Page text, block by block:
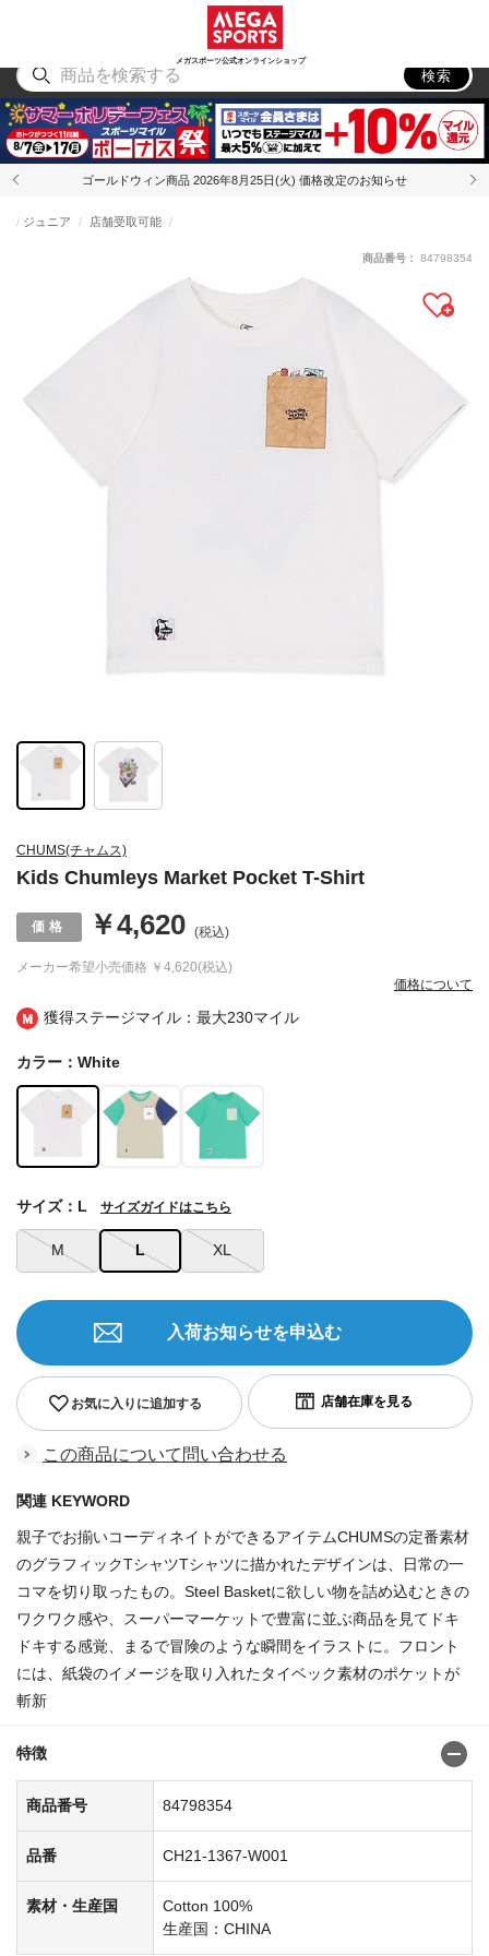
メガスポーツ公式オンラインショップ
アウトドア
検索
ゴールドウィン商品 2026年8月25日(火) 価格改定のお知らせ
獲得ステージマイル：最大230マイル
CHUMS(チャムス)
Kids Chumleys Market Pocket T-Shirt
ジュニア 店舗受取可能
メーカー希望小売価格 ￥4,620(税込)
￥4,620 (税込)
価格について
商品番号： 84798354
カラー：White
M L XL
サイズ：L サイズガイドはこちら
お気に入りに追加する
入荷お知らせを申込む
この商品について問い合わせる
関連 KEYWORD
親子でお揃いコーディネイトができるアイテムCHUMSの定番素材
のグラフィックTシャツTシャツに描かれたデザインは、日常の一
コマを切り取ったもの。Steel Basketに欲しい物を詰め込むときの
ワクワク感や、スーパーマーケットで豊富に並ぶ商品を見てドキ
ドキする感覚、まるで冒険のような瞬間をイラストに。フロント
には、紙袋のイメージを取り入れたタイベック素材のポケットが
斬新
特徴
商品番号 84798354
品番 CH21-1367-W001
素材・生産国
Cotton 100%
生産国：CHINA